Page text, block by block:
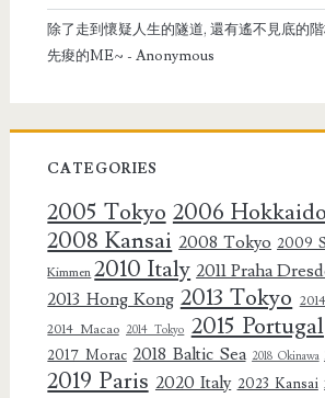
除了走到懷疑人生的隧道, 還有遙不見底的
先痠的ME~ - Anonymous
CATEGORIES
2005 Tokyo 2006 Hokkaido
2008 Kansai 2008 Tokyo 2009
Kimmen 2010 Italy 2011 Praha
2013 Hong Kong 2013 Tokyo
2014 Macao 2014 Tokyo 2015 Portugal
2017 Morac 2018 Baltic Sea 2018 Okinawa
2019 Paris 2020 Italy 2023 Kansai